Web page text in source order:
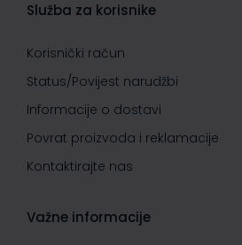
Služba za korisnike
Korisnički račun
Status/Povijest narudžbi
Informacije o dostavi
Povrat proizvoda i reklamacije
Kontaktirajte nas
Važne informacije